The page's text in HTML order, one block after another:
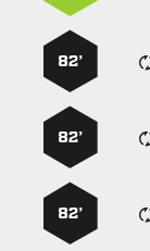
82’
82’
82’